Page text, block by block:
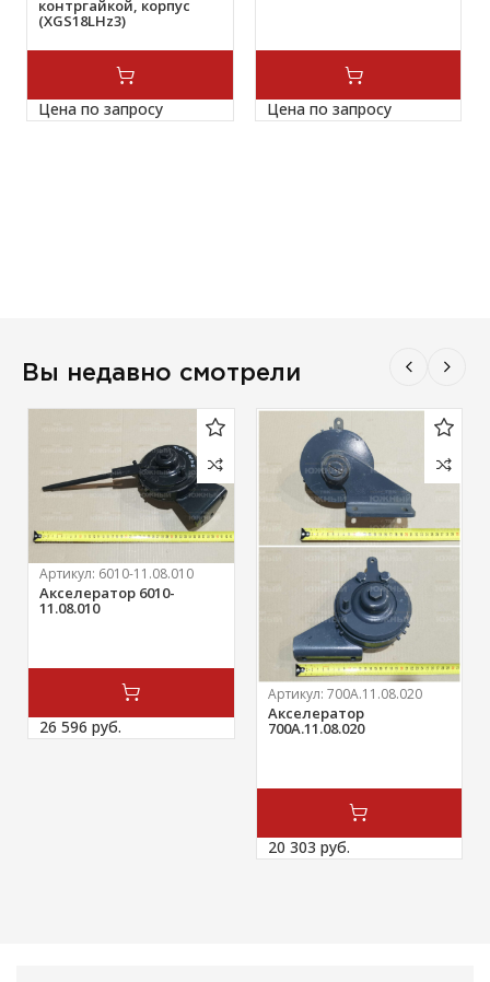
контргайкой, корпус
(XGS18LHz3)
Цена по запросу Цена по запросу
Вы недавно смотрели
Артикул: 6010-11.08.010
Акселератор 6010-
11.08.010
26 596 руб.
Артикул: 700А.11.08.020
Акселератор
700А.11.08.020
20 303 руб.